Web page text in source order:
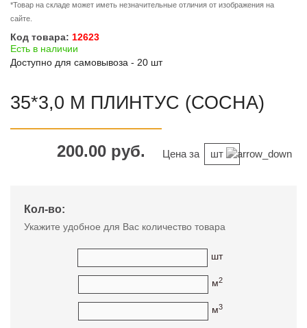
*Товар на складе может иметь незначительные отличия от изображения на
сайте.
Код товара: 12623
Есть в наличии
Доступно для самовывоза - 20 шт
35*3,0 М ПЛИНТУС (СОСНА)
200.00 руб. Цена за шт
Кол-во:
Укажите удобное для Вас количество товара
шт
м2
м3